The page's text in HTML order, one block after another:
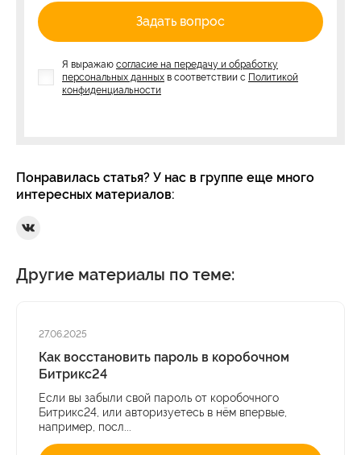
Задать вопрос
Я выражаю согласие на передачу и обработку
персональных данных в соответствии с Политикой
конфиденциальности
Понравилась статья? У нас в группе еще много
интересных материалов:
Ссылка на Вконтакте
Другие материалы по теме:
27.06.2025
Как восстановить пароль в коробочном
Битрикс24
Если вы забыли свой пароль от коробочного
Битрикс24, или авторизуетесь в нём впервые,
например, посл...